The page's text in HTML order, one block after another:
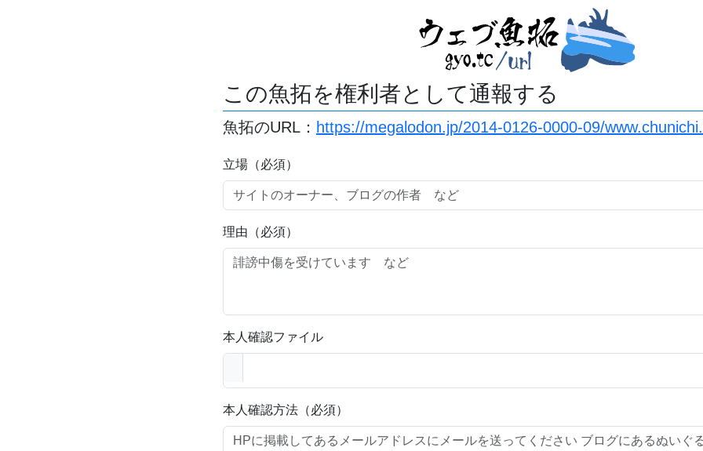
この魚拓を権利者として通報する
魚拓のURL： https://megalodon.jp/2014-0126-0000-09/
立場（必須）
理由（必須）
本人確認ファイル
本人確認方法（必須）